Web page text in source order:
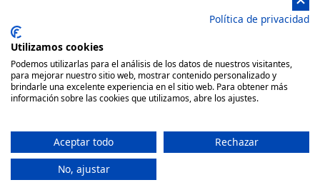
La Tienda Náutica en Barcelona
C/ Primer de Maig 6, 08980 Sant Feliu de Llobregat,
Barcelona (España)
Horario de 9.00h a 14:00h y de 15.00h a 18.00h -
Política de privacidad
Utilizamos cookies
Podemos utilizarlas para el análisis de los datos de nuestros visitantes,
para mejorar nuestro sitio web, mostrar contenido personalizado y
brindarle una excelente experiencia en el sitio web. Para obtener más
información sobre las cookies que utilizamos, abre los ajustes.
Aceptar todo
Rechazar
No, ajustar